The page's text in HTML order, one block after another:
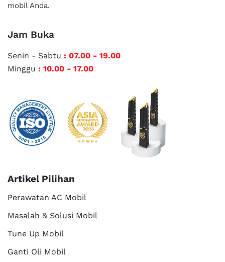
mobil Anda.
Jam Buka
Senin - Sabtu : 07.00 - 19.00
Minggu : 10.00 - 17.00
Artikel Pilihan
Perawatan AC Mobil
Masalah & Solusi Mobil
Tune Up Mobil
Ganti Oli Mobil